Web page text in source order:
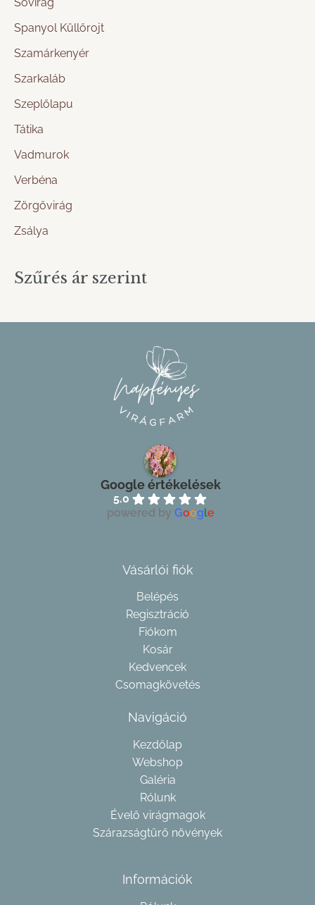
Spanyol Küllőrojt
Szamárkenyér
Szarkaláb
Szeplőlapu
Tátika
Vadmurok
Verbéna
Zörgővirág
Zsálya
Szűrés ár szerint
Google értékelések
5.0
powered by Google
Vásárlói fiók
Belépés
Regisztráció
Fiókom
Kosár
Kedvencek
Csomagkövetés
Navigáció
Kezdőlap
Webshop
Galéria
Rólunk
Évelő virágmagok
Szárazságtűrő növények
Információk